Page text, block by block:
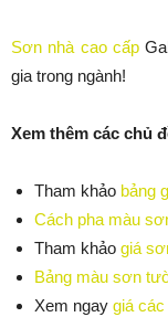
Sơn nhà cao cấp
gia trong ngành!
Xem thêm các chủ
Tham khảo bảng
Cách pha màu
Tham khảo giá
Bảng màu sơn
Xem ngay giá